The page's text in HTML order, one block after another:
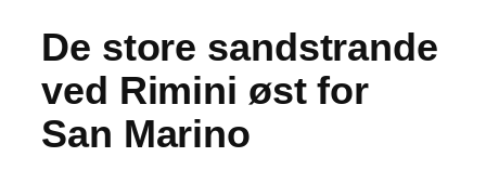
De store sandstrande
ved Rimini øst for
San Marino